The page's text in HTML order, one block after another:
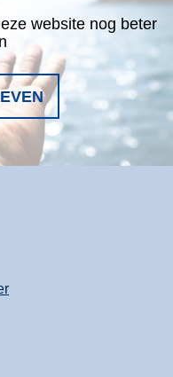
website nog beter